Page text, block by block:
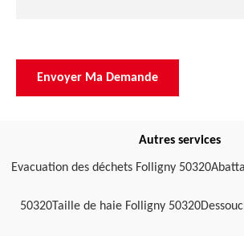
Autres services
Evacuation des déchets Folligny 50320
50320Taille de haie Folligny 50320